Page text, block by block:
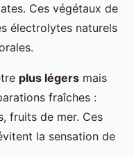
Ces végétaux de
électrolytes naturels
plus légers mais
fraîches :
fruits de mer. Ces
la sensation de